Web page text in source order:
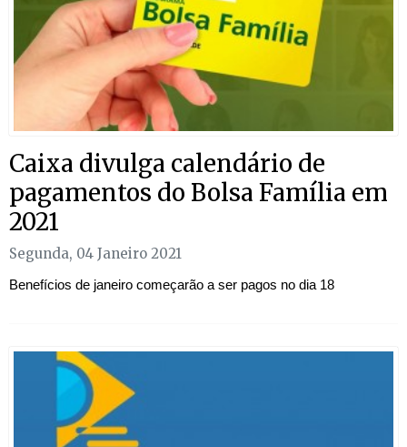
Caixa divulga calendário de
pagamentos do Bolsa Família em
2021
Segunda, 04 Janeiro 2021
Benefícios de janeiro começarão a ser pagos no dia 18